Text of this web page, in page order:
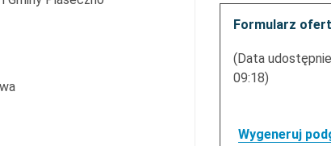
Formularz
(Data
09:18)
Wygeneruj